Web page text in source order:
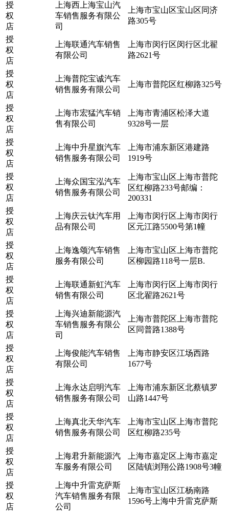
授
权
店
上海西上海宝山汽
车销售服务有限公
司
上海市宝山区宝山区同济
路305号
授
权
店
上海联通汽车销售
有限公司
上海市闵行区闵行区北翟
路2621号
授
权
店
上海普陀宝诚汽车
销售服务有限公司
上海市普陀区红柳路325号
授
权
店
上海市宏猛汽车销
售有限公司
上海市青浦区松泽大道
9328号一层
授
权
店
上海中升星旗汽车
销售服务有限公司
上海市浦东新区港建路
1919号
授
权
店
上海众国宝泓汽车
销售服务有限公司
上海市宝山区上海市普陀
区红柳路233号邮编：
200331
授
权
店
上海庆云钛汽车用
品有限公司
上海市闵行区上海市闵行
区元江路5500号第1幢
授
权
店
上海逸颂汽车销售
服务有限公司
上海市宝山区上海市普陀
区柳园路118号一层B.
授
权
店
上海联通新虹汽车
销售有限公司
上海市闵行区上海市闵行
区北翟路2621号
授
权
店
上海兴迪新能源汽
车销售服务有限公
司
上海市普陀区上海市普陀
区同普路1388号
授
权
店
上海俊能汽车销售
有限公司
上海市静安区江场西路
1677号
授
权
店
上海永达启明汽车
销售服务有限公司
上海市浦东新区北蔡镇罗
山路1447号
授
权
店
上海真北天华汽车
销售服务有限公司
上海市宝山区上海市普陀
区红柳路235号
授
权
店
上海君升新能源汽
车服务有限公司
上海市嘉定区上海市嘉定
区陆镇浏翔公路1908号3幢
授
权
店
上海中升雷克萨斯
汽车销售服务有限
公司
上海市宝山区江杨南路
1596号上海中升雷克萨斯